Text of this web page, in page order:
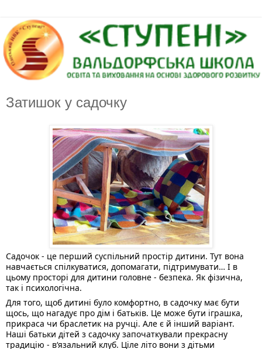
Затишок у садочку
Садочок - це перший суспільний простір дитини. Тут вона
навчається спілкуватися, допомагати, підтримувати… І в
цьому просторі для дитини головне - безпека. Як фізична,
так і психологічна.
Для того, щоб дитині було комфортно, в садочку має бути
щось, що нагадує про дім і батьків. Це може бути іграшка,
прикраса чи браслетик на ручці. Але є й інший варіант.
Наші батьки дітей з садочку започаткували прекрасну